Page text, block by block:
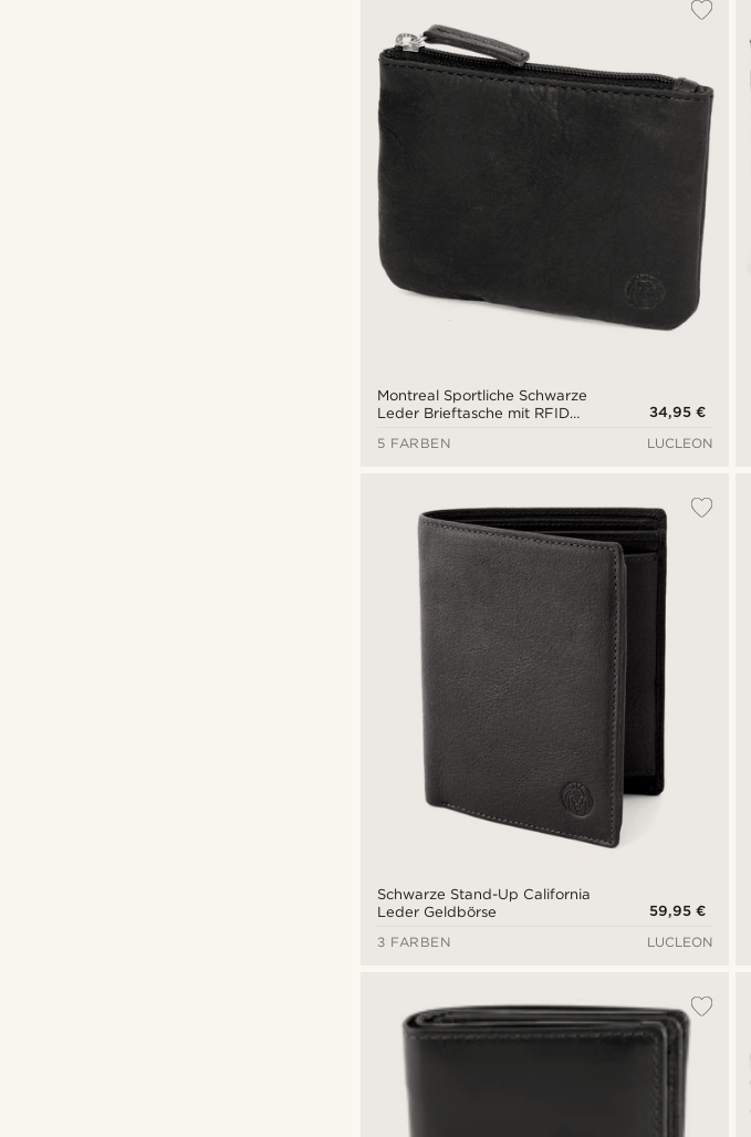
Montreal Sportliche Schwarze
Leder Brieftasche mit RFID
34,95 €
5 FARBEN
LUCLEON
Schwarze Stand-Up California
Leder Geldbörse
59,95 €
3 FARBEN
LUCLEON